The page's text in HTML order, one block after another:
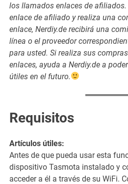
los llamados enlaces de
enlace de afiliado y realiza una
enlace, Nerdiy.de recibirá una
línea o el proveedor
para usted. Si realiza sus
enlaces, ayuda a Nerdiy.de a
útiles en el futuro.
Requisitos
Artículos útiles:
Antes de que pueda usar esta
dispositivo Tasmota instalado y
acceder a él a través de su WiFi.